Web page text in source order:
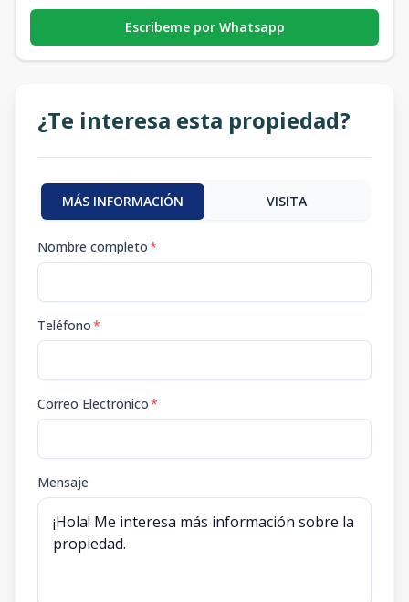
Escribeme por Whatsapp
¿Te interesa esta propiedad?
MÁS INFORMACIÓN VISITA
Nombre completo*
Teléfono*
Correo Electrónico*
Mensaje